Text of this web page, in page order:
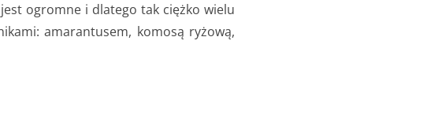
ogromne i dlatego tak ciężko wielu
amarantusem, komosą ryżową,